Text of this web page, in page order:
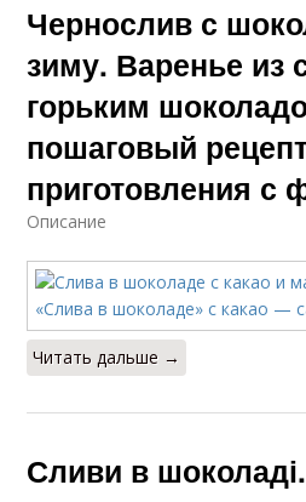
Чернослив с
зиму. Варенье из
горьким
пошаговый
приготовления с
Описание
Читать дальше →
Сливи в шоколаді.